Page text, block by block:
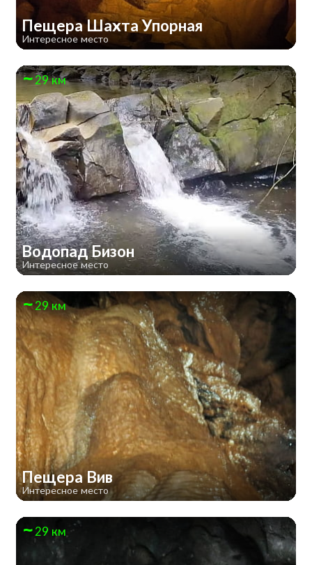
Пещера Шахта Упорная
Интересное место
29 км
Водопад Бизон
Интересное место
29 км
Пещера Вив
Интересное место
29 км